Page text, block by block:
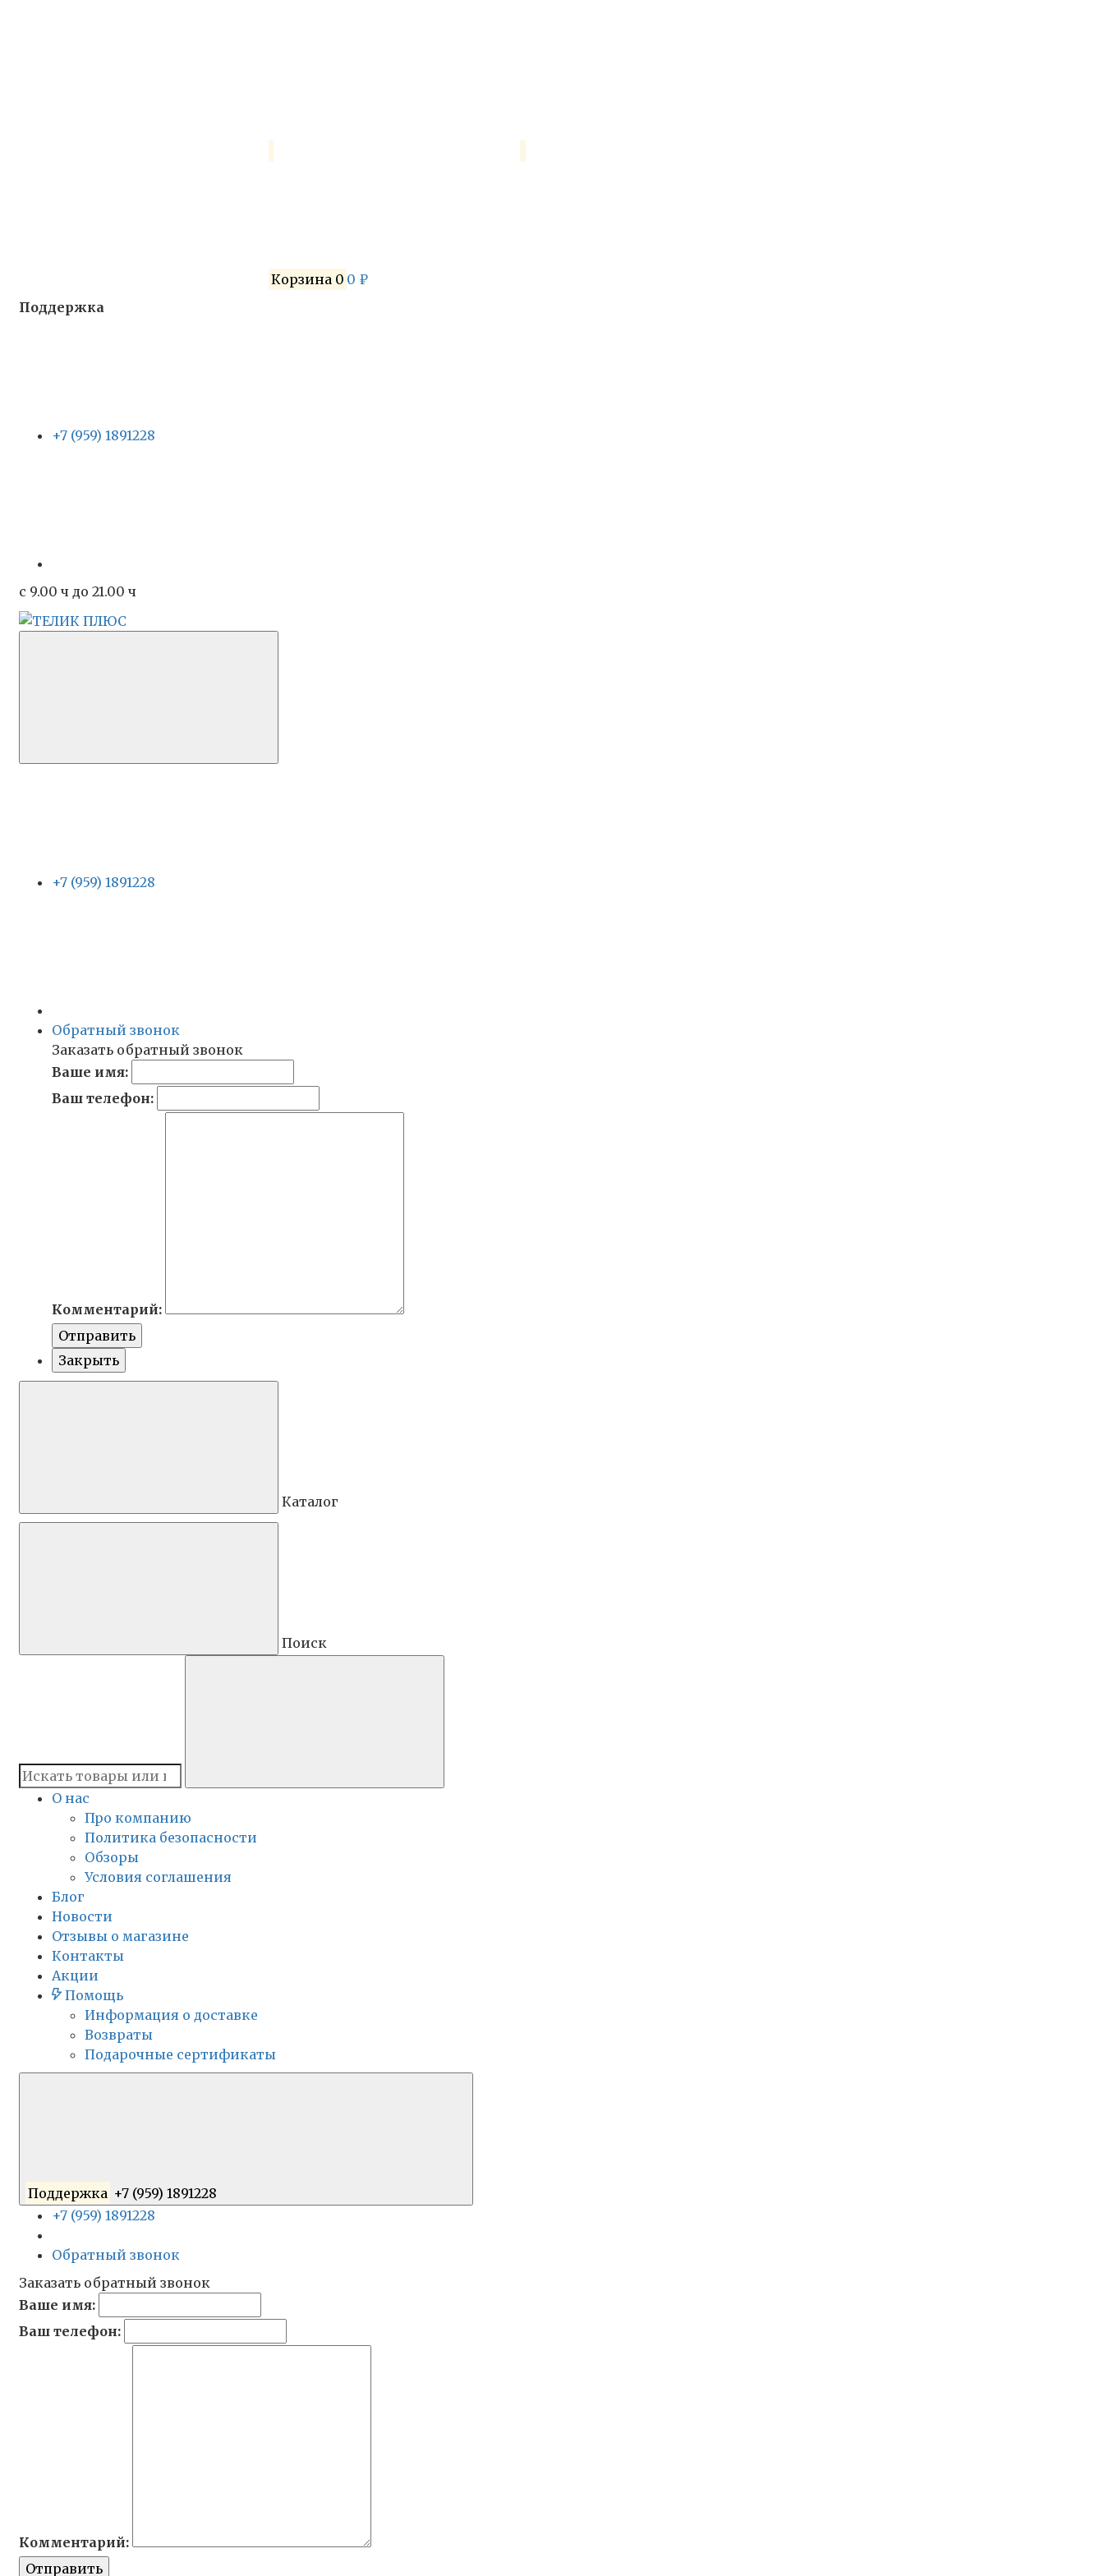
Корзина 0 0 ₽
Поддержка
+7 (959) 1891228
c 9.00 ч до 21.00 ч
+7 (959) 1891228
Обратный звонок
Заказать обратный звонок
Ваше имя:
Ваш телефон:
Комментарий:
Отправить
Закрыть
Каталог
Поиск
О нас
Про компанию
Политика безопасности
Обзоры
Условия соглашения
Блог
Новости
Отзывы о магазине
Контакты
Акции
Помощь
Информация о доставке
Возвраты
Подарочные сертификаты
Поддержка +7 (959) 1891228
+7 (959) 1891228
Обратный звонок
Заказать обратный звонок
Ваше имя:
Ваш телефон:
Комментарий:
Отправить